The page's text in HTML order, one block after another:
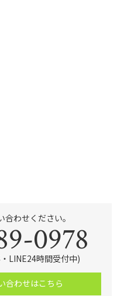
わせください。
0978
LINE24時間受付中)
合わせはこちら